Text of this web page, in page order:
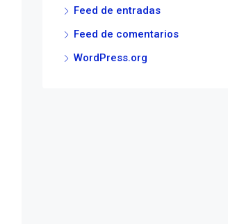
Feed de entradas
Feed de comentarios
WordPress.org